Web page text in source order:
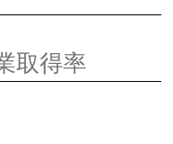
取得率